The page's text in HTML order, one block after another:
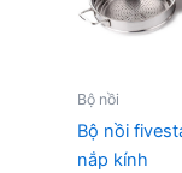
Bộ nồi
Bộ nồi
nắp kính